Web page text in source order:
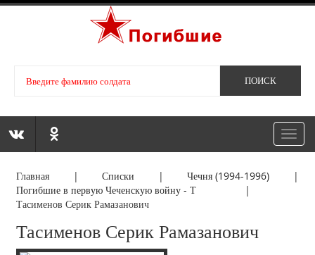
Главная |Списки |Чечня (1994-1996) |
Погибшие в первую Чеченскую войну - Т |
Тасименов Серик Рамазанович
Тасименов Серик Рамазанович